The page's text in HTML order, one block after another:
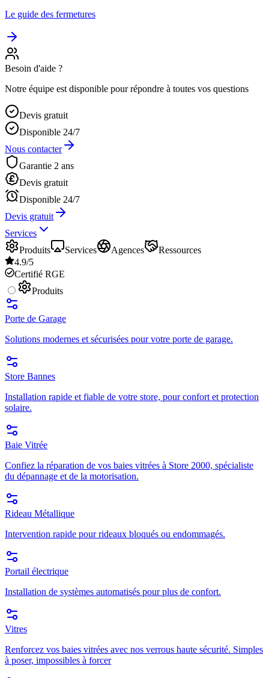
Le guide des fermetures
Besoin d'aide ?
Notre équipe est disponible pour répondre à toutes vos questions
Devis gratuit
Disponible 24/7
Nous contacter
Garantie 2 ans
Devis gratuit
Disponible 24/7
Devis gratuit
Services
Produits
Services Agences
Ressources
4.9/5
Certifié RGE
Produits
Porte de Garage
Solutions modernes et sécurisées pour votre porte de garage.
Store Bannes
Installation rapide et fiable de votre store, pour confort et protection
solaire.
Baie Vitrée
Confiez la réparation de vos baies vitrées à Store 2000, spécialiste
du dépannage et de la motorisation.
Rideau Métallique
Intervention rapide pour rideaux bloqués ou endommagés.
Portail électrique
Installation de systèmes automatisés pour plus de confort.
Vitres
Renforcez vos baies vitrées avec nos verrous haute sécurité. Simples
à poser, impossibles à forcer